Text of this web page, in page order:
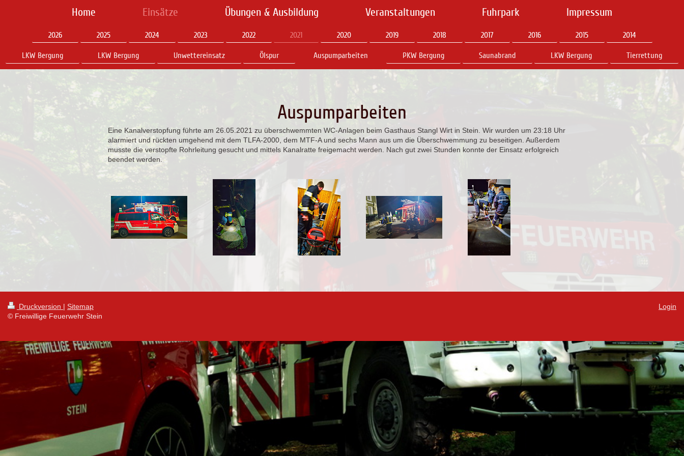
Home Einsätze Übungen & Ausbildung Veranstaltungen Fuhrpark Impressum
2026 2025 2024 2023 2022 2021 2020 2019 2018 2017 2016 2015 2014
LKW Bergung LKW Bergung Unwettereinsatz Ölspur Auspumparbeiten PKW Bergung Saunabrand LKW Bergung Tierrettung
Auspumparbeiten
Eine Kanalverstopfung führte am 26.05.2021 zu überschwemmten WC-Anlagen beim Gasthaus Stangl Wirt in Stein. Wir wurden um 23:18 Uhr
alarmiert und rückten umgehend mit dem TLFA-2000, dem MTF-A und sechs Mann aus um die Überschwemmung zu beseitigen. Außerdem
musste die verstopfte Rohrleitung gesucht und mittels Kanalratte freigemacht werden. Nach gut zwei Stunden konnte der Einsatz erfolgreich
beendet werden.
Druckversion | Sitemap
© Freiwillige Feuerwehr Stein
Login